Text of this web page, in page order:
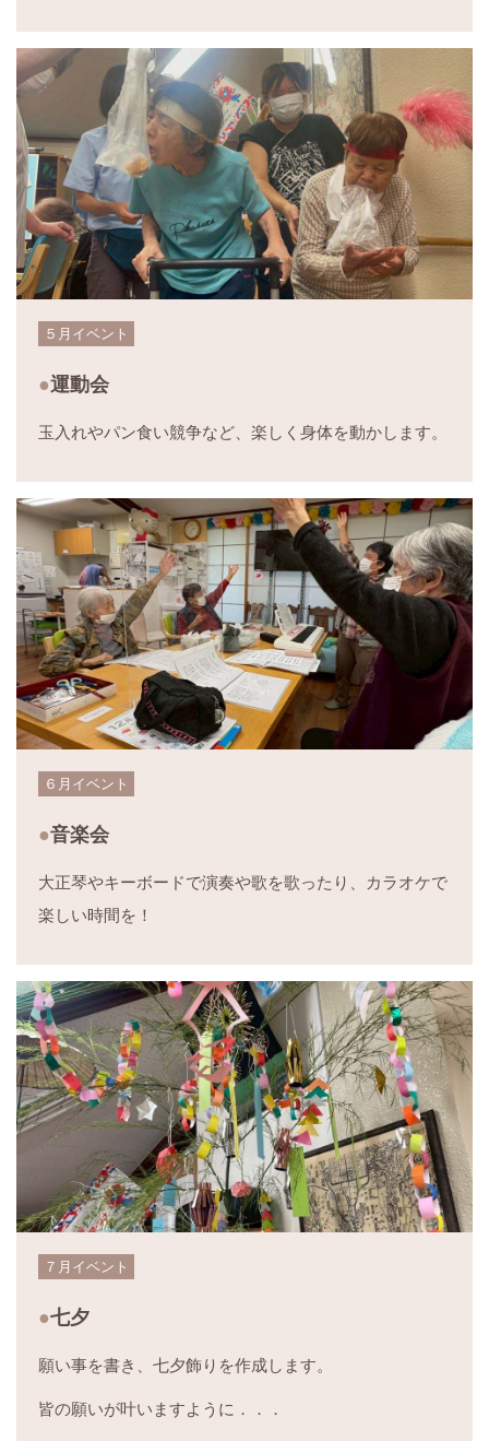
５月イベント
運動会
玉入れやパン食い競争など、楽しく身体を動かします。
６月イベント
音楽会
大正琴やキーボードで演奏や歌を歌ったり、カラオケで
楽しい時間を！
７月イベント
七夕
願い事を書き、七夕飾りを作成します。
皆の願いが叶いますように．．．